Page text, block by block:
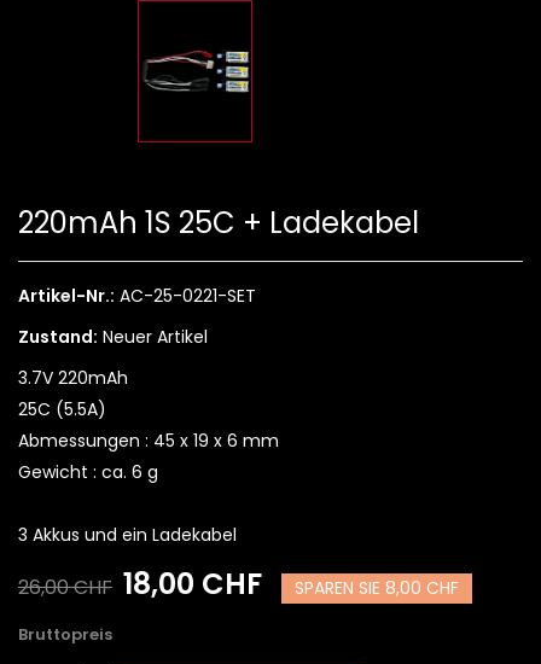
220mAh 1S 25C + Ladekabel
Artikel-Nr.: AC-25-0221-SET
Zustand: Neuer Artikel
3.7V 220mAh
25C (5.5A)
Abmessungen : 45 x 19 x 6 mm
Gewicht : ca. 6 g
3 Akkus und ein Ladekabel
26,00 CHF 18,00 CHF SPAREN SIE 8,00 CHF
Bruttopreis